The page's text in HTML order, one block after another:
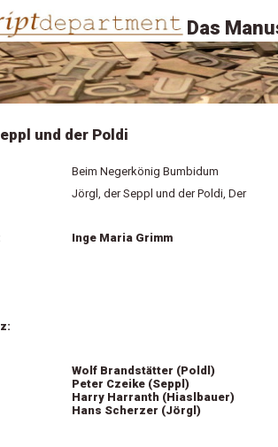
Das
und der Poldi
Beim Negerkönig Bumbidum
Jörgl, der Seppl und der Poldi, Der
Inge Maria Grimm
Wolf Brandstätter (Poldl)
Peter Czeike (Seppl)
Harry Harranth (Hiaslbauer)
Hans Scherzer (Jörgl)